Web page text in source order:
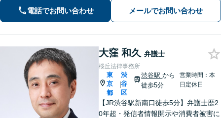
寄り添い最適な解決を目指します。
【初回相談可能】【WEB面談可能】
電話でお問い合わせ メールでお問い合わせ
大窪 和久 弁護士
桜丘法律事務所
東
京
都
|
渋
谷
区
渋谷駅から
徒歩5分
営業時間：本
日定休日
【JR渋谷駅新南口徒歩5分】弁護士歴2
0年超・発信者情報開示や消費者被害に